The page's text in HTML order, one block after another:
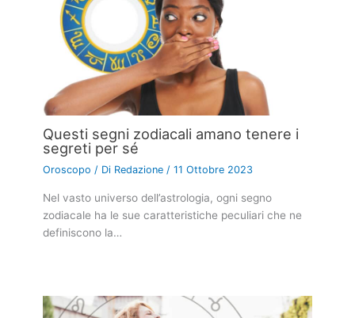
Questi segni zodiacali amano tenere i
segreti per sé
Oroscopo / Di Redazione/11 Ottobre 2023
Nel vasto universo dell’astrologia, ogni segno
zodiacale ha le sue caratteristiche peculiari che ne
definiscono la…